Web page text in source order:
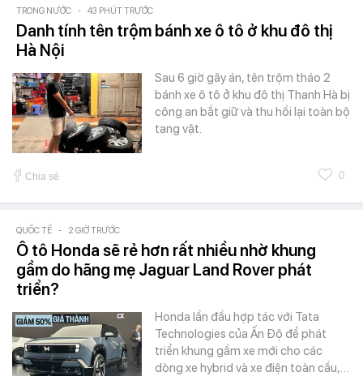
TRONG NƯỚC - 43 PHÚT TRƯỚC
Danh tính tên trộm bánh xe ô tô ở khu đô thị
Hà Nội
Sau 6 giờ gây án, tên trộm tháo 2
bánh xe ô tô ở khu đô thị Thanh Hà bị
công an bắt giữ và thu hồi lại toàn bộ
tang vật.
Chia sẻ 0
QUỐC TẾ - 2 GIỜ TRƯỚC
Ô tô Honda sẽ rẻ hơn rất nhiều nhờ khung
gầm do hãng mẹ Jaguar Land Rover phát
triển?
Honda lần đầu hợp tác với Tata
Technologies của Ấn Độ để phát
triển khung gầm xe mới cho các
dòng xe hybrid và xe điện toàn cầu,…